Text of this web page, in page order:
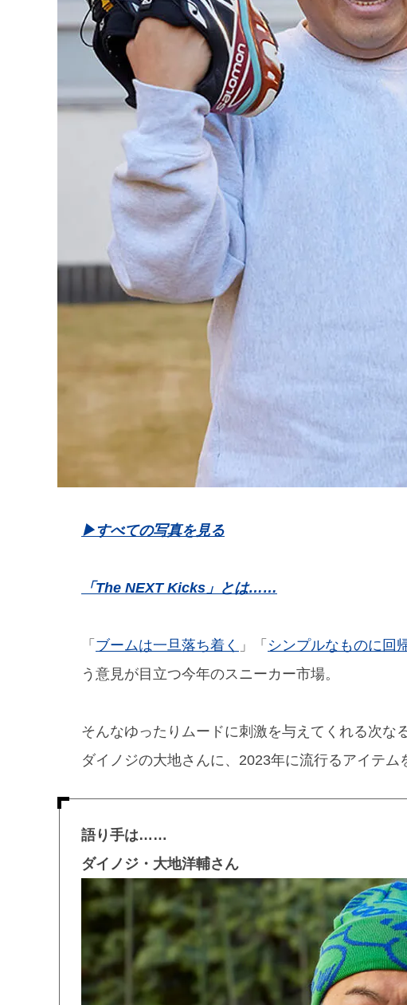
▶︎すべての写真を見る
「The NEXT Kicks」とは……
「 ブームは一旦落ち着く 」「 シンプルなものに回
う意見が目立つ今年のスニーカー市場。
そんなゆったりムードに刺激を与えてくれる次な
ダイノジの大地さんに、2023年に流行るアイテム
語り手は……
ダイノジ・大地洋輔さん